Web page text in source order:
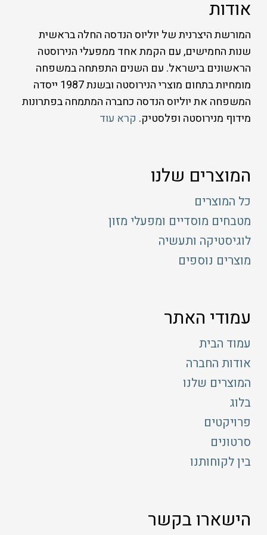
אודות
המורשת היצרנית של יוליוס הנדסה החלה בראשית
שנות החמישים, עם הקמת אחד ממפעלי הנירוסטה
הראשונים בישראל. עם השנים התפתחה במשפחה
מומחיות בתחום מוצרי הנירוסטה ובשנת 1987 ייסדה
המשפחה את יוליוס הנדסה כחברה המתמחה בפתרונות
מידוף מנירוסטה ופלסטיק. קרא עוד
המוצרים שלנו
כל המוצרים
מטבחים מוסדיים ומפעלי מזון
לוגיסטיקה ותעשיה
מוצרים נוספים
עמודי האתר
עמוד הבית
אודות החברה
המוצרים שלנו
בלוג
פרויקטים
סרטונים
בין לקוחותנו
הישארו בקשר